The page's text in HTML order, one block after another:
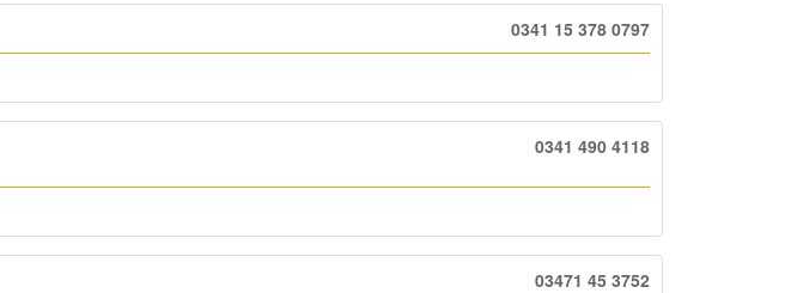
0341 15 378 0797
0341 490 4118
03471 45 3752